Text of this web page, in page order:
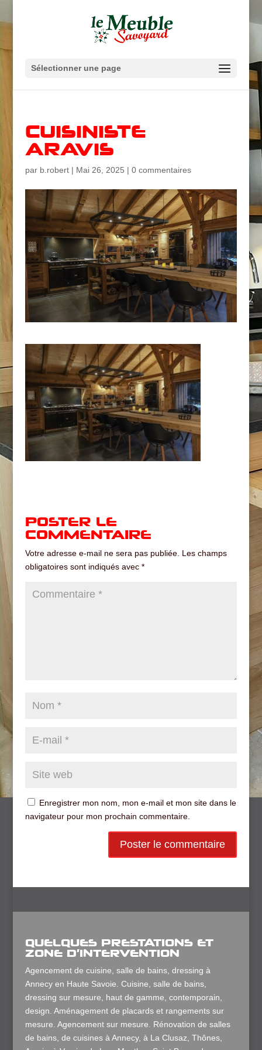
Sélectionner une page
CUISINISTE
ARAVIS
par b.robert| Mai 26, 2025 | 0 commentaires
POSTER LE
COMMENTAIRE
Votre adresse e-mail ne sera pas publiée. Les champs
obligatoires sont indiqués avec *
Enregistrer mon nom, mon e-mail et mon site dans le
navigateur pour mon prochain commentaire.
QUELQUES PRESTATIONS ET
ZONE D’INTERVENTION
Agencement de cuisine, salle de bains, dressing à
Annecy en Haute Savoie. Cuisine, salle de bains,
dressing sur mesure, haut de gamme, contemporain,
design. Aménagement de placards et rangements sur
mesure. Agencement sur mesure. Rénovation de salles
de bains, de cuisines à Annecy, à La Clusaz, Thônes,